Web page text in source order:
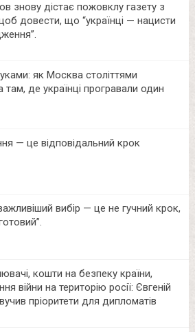
знову дістає пожовклу газету з
довести, що “українці — нацисти
як Москва століттями
там, де українці програвали один
— це відповідальний крок
вибір — це не гучний крок,
кошти на безпеку країни,
війни на територію росії: Євгеній
пріоритети для дипломатів